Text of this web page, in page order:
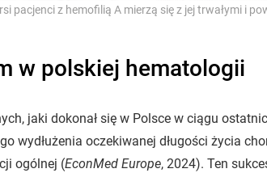
pacjenci z hemofilią A mierzą się z jej trwałymi i
w polskiej hematologii
jaki dokonał się w Polsce w ciągu
wydłużenia oczekiwanej długości życia
ogólnej (EconMed Europe, 2024). Ten